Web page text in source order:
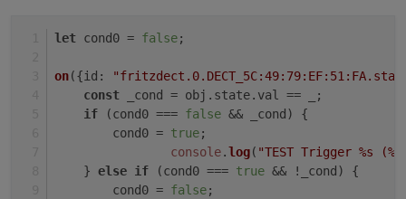
let cond0 = false;
on({id :
const _cond = obj. state. val
== _;
if (cond0 === false && _cond) {
        cond0 =
true;
console.log( "TEST Trigger %s
    }
else if (cond0 === true && !_cond) {
        cond0 =
false;